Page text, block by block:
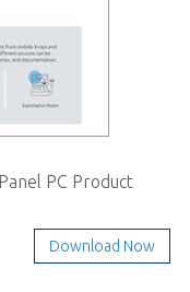
PC Product
Download Now